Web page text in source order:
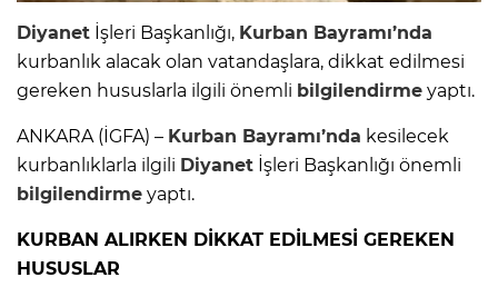
Diyanet İşleri Başkanlığı, Kurban Bayramı’nda
kurbanlık alacak olan vatandaşlara, dikkat edilmesi
gereken hususlarla ilgili önemli bilgilendirme yaptı.
ANKARA (İGFA) – Kurban Bayramı’nda kesilecek
kurbanlıklarla ilgili Diyanet İşleri Başkanlığı önemli
bilgilendirme yaptı.
KURBAN ALIRKEN DİKKAT EDİLMESİ GEREKEN
HUSUSLAR